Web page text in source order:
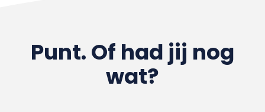
Punt. Of had jij nog
wat?